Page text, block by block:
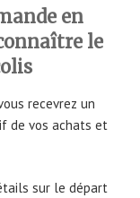
en
le
recevrez un
de vos achats et
sur le départ